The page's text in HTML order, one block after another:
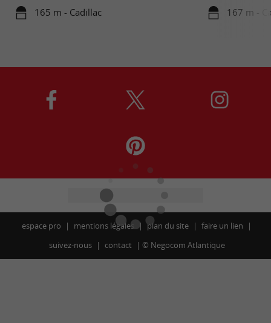
165 m - Cadillac 167 m -
espace pro mentions légales plan du site
faire un lien
suivez-nous
contact © Negocom Atlantique